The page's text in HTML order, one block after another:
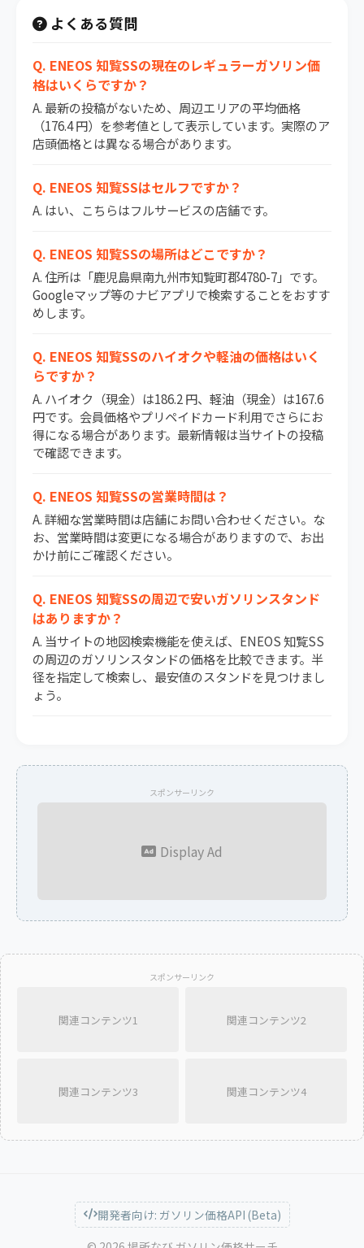
よくある質問
Q. ENEOS 知覧SSの現在のレギュラーガソリン価
格はいくらですか？
A. 最新の投稿がないため、周辺エリアの平均価格
（176.4 円）を参考値として表示しています。実際のア
店頭価格とは異なる場合があります。
Q. ENEOS 知覧SSはセルフですか？
A. はい、こちらはフルサービスの店舗です。
Q. ENEOS 知覧SSの場所はどこですか？
A. 住所は「鹿児島県南九州市知覧町郡4780-7」です。
Googleマップ等のナビアプリで検索することをおすす
めします。
Q. ENEOS 知覧SSのハイオクや軽油の価格はいく
らですか？
A. ハイオク（現金）は186.2 円、軽油（現金）は167.6
円です。会員価格やプリペイドカード利用でさらにお
得になる場合があります。最新情報は当サイトの投稿
で確認できます。
Q. ENEOS 知覧SSの営業時間は？
A. 詳細な営業時間は店舗にお問い合わせください。な
お、営業時間は変更になる場合がありますので、お出
かけ前にご確認ください。
Q. ENEOS 知覧SSの周辺で安いガソリンスタンド
はありますか？
A. 当サイトの地図検索機能を使えば、ENEOS 知覧SS
の周辺のガソリンスタンドの価格を比較できます。半
径を指定して検索し、最安値のスタンドを見つけまし
ょう。
スポンサーリンク
Display Ad
スポンサーリンク
関連コンテンツ1 関連コンテンツ2
関連コンテンツ3 関連コンテンツ4
開発者向け: ガソリン価格API (Beta)